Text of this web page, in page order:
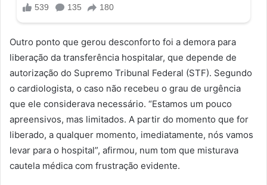
Outro ponto que gerou desconforto foi a demora para
liberação da transferência hospitalar, que depende de
autorização do Supremo Tribunal Federal (STF). Segundo
o cardiologista, o caso não recebeu o grau de urgência
que ele considerava necessário. “Estamos um pouco
apreensivos, mas limitados. A partir do momento que for
liberado, a qualquer momento, imediatamente, nós vamos
levar para o hospital”, afirmou, num tom que misturava
cautela médica com frustração evidente.